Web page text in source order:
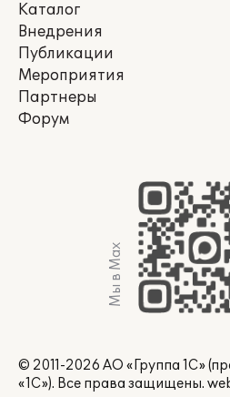
Каталог
Внедрения
Публикации
Мероприятия
Партнеры
Форум
Мы в Max
© 2011-2026 АО «Группа 1С»
«1С»). Все права защищены.